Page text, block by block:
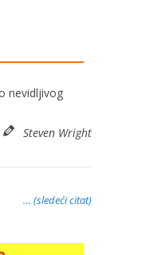
nevidljivog
Steven Wright
… (sledeći citat)